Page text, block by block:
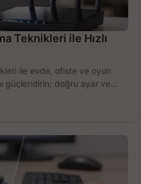
Teknikleri ile Hızlı
ile evde, ofiste ve oyun
güçlendirin; doğru ayar ve